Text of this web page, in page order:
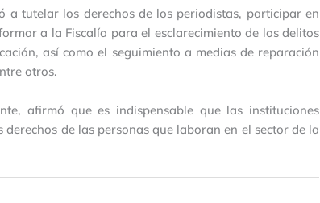
a tutelar los derechos de los periodistas, participar en
a la Fiscalía para el esclarecimiento de los delitos
así como el seguimiento a medias de reparación
otros.
afirmó que es indispensable que las instituciones
de las personas que laboran en el sector de la